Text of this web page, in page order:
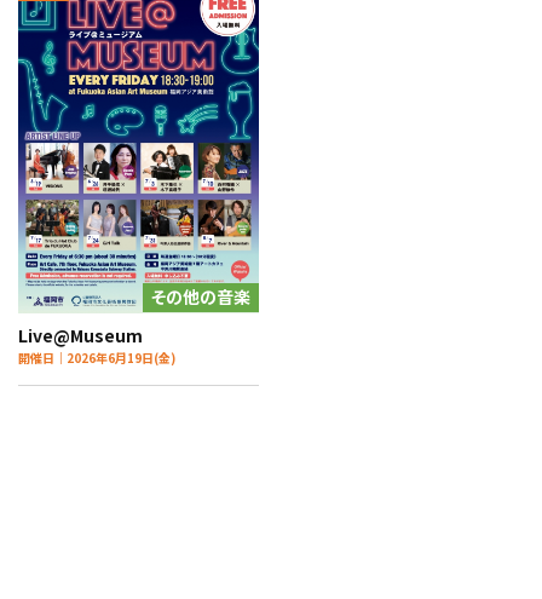
その他の音楽
Live@Museum
開催日｜2026年6月19日(金)